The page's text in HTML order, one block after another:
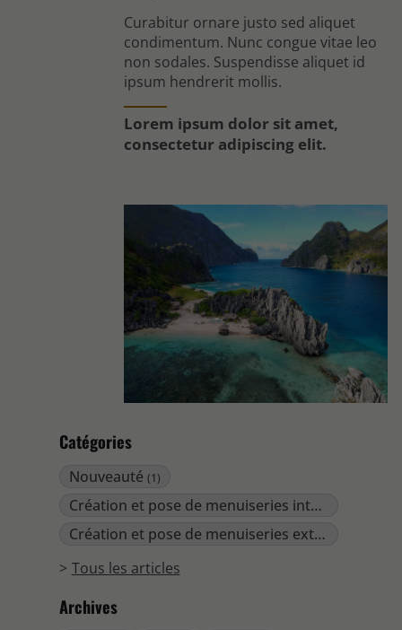
Catégories
Nouveauté (1)
Création et pose de menuiseries intérieures
Création et pose de menuiseries extérieures
Tous les articles
Archives
Curabitur ornare justo sed aliquet
condimentum. Nunc congue vitae leo
non sodales. Suspendisse aliquet id
ipsum hendrerit mollis.
Lorem ipsum dolor sit amet,
consectetur adipiscing elit.